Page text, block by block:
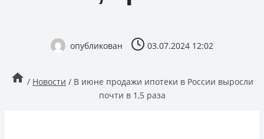
опубликован 03.07.2024 12:02
/ Новости / В июне продажи ипотеки в России выросли
почти в 1,5 раза